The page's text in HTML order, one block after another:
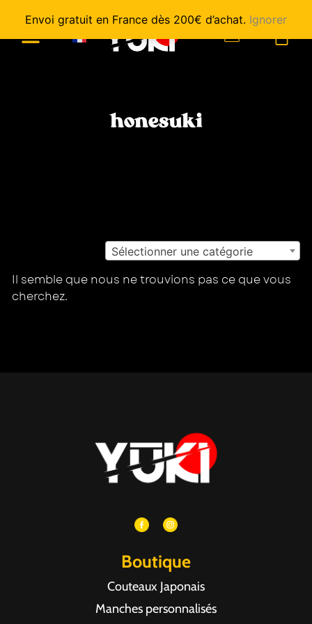
Envoi gratuit en France dès 200€ d’achat. Ignorer
honesuki
Sélectionner une catégorie
Il semble que nous ne trouvions pas ce que vous
cherchez.
Boutique
Couteaux Japonais
Manches personnalisés